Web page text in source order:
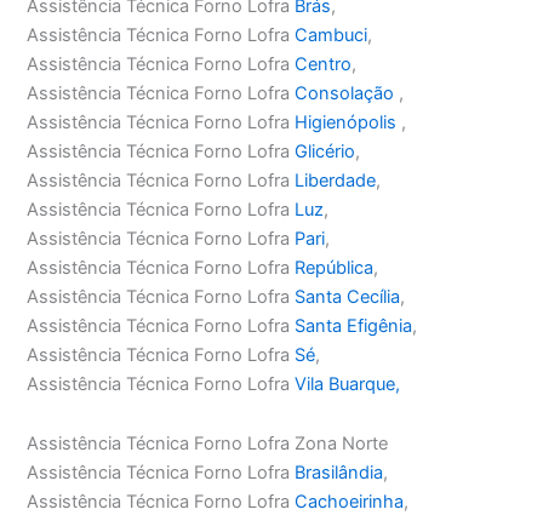
Assistência Técnica Forno Lofra Brás,
Assistência Técnica Forno LofraCambuci,
Assistência Técnica Forno LofraCentro,
Assistência Técnica Forno LofraConsolação ,
Assistência Técnica Forno Lofra Higienópolis ,
Assistência Técnica Forno LofraGlicério,
Assistência Técnica Forno Lofra Liberdade,
Assistência Técnica Forno Lofra Luz,
Assistência Técnica Forno Lofra Pari,
Assistência Técnica Forno Lofra República,
Assistência Técnica Forno Lofra Santa Cecília,
Assistência Técnica Forno Lofra Santa Efigênia,
Assistência Técnica Forno Lofra Sé,
Assistência Técnica Forno LofraVila Buarque,
Assistência Técnica Forno Lofra Zona Norte
Assistência Técnica Forno Lofra Brasilândia,
Assistência Técnica Forno LofraCachoeirinha,